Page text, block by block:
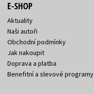
E-SHOP
Aktuality
Naši autoři
Obchodní podmínky
Jak nakoupit
Doprava a platba
Benefitní a slevové programy